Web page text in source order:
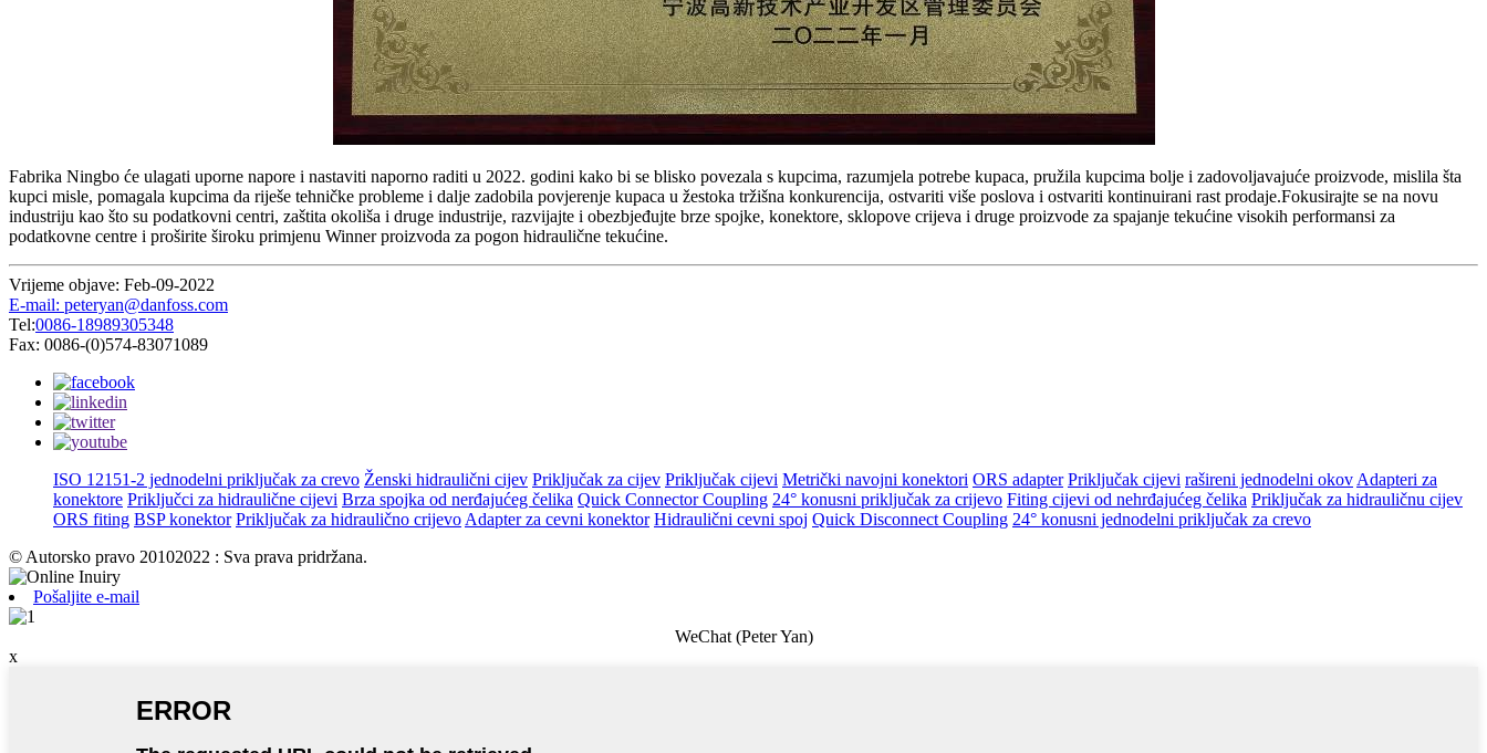
Fabrika Ningbo će ulagati uporne napore i nastaviti naporno raditi u 2022. godini kako bi se blisko povezala s kupcima, razumjela potrebe kupaca, pružila kupcima bolje i zadovoljavajuće proizvode, mislila šta
kupci misle, pomagala kupcima da riješe tehničke probleme i dalje zadobila povjerenje kupaca u žestoka tržišna konkurencija, ostvariti više poslova i ostvariti kontinuirani rast prodaje.Fokusirajte se na novu
industriju kao što su podatkovni centri, zaštita okoliša i druge industrije, razvijajte i obezbjeđujte brze spojke, konektore, sklopove crijeva i druge proizvode za spajanje tekućine visokih performansi za
podatkovne centre i proširite široku primjenu Winner proizvoda za pogon hidraulične tekućine.
Vrijeme objave: Feb-09-2022
E-mail: peteryan@danfoss.com
Tel:0086-18989305348
Fax: 0086-(0)574-83071089
ISO 12151-2 jednodelni priključak za crevo Ženski hidraulični cijev Priključak za cijev Priključak cijevi Metrički navojni konektori ORS adapter Priključak cijevi rašireni jednodelni okov Adapteri za
konektore Priključci za hidraulične cijevi Brza spojka od nerđajućeg čelika Quick Connector Coupling 24° konusni priključak za crijevo Fiting cijevi od nehrđajućeg čelika Priključak za hidrauličnu cijev
ORS fiting BSP konektor Priključak za hidraulično crijevo Adapter za cevni konektor Hidraulični cevni spoj Quick Disconnect Coupling 24° konusni jednodelni priključak za crevo
© Autorsko pravo 20102022 : Sva prava pridržana.
Pošaljite e-mail
WeChat (Peter Yan)
x